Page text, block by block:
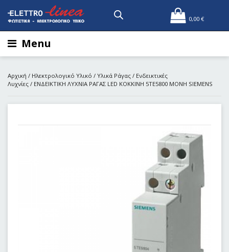
0,00 €
Menu
Αρχική / Ηλεκτρολογικό Υλικό / Υλικά Ράγας / Ενδεικτικές
Λυχνίες / ΕΝΔΕΙΚΤΙΚΗ ΛΥΧΝΙΑ ΡΑΓΑΣ LED KOKKINH 5TE5800 MONH SIEMENS